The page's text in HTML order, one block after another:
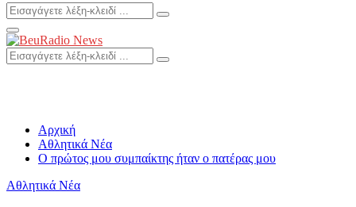
Search
for:
Search
Primary
Menu
Search
for:
Search
Αρχική
Αθλητικά Νέα
Ο πρώτος μου συμπαίκτης ήταν ο πατέρας μου
Αθλητικά Νέα